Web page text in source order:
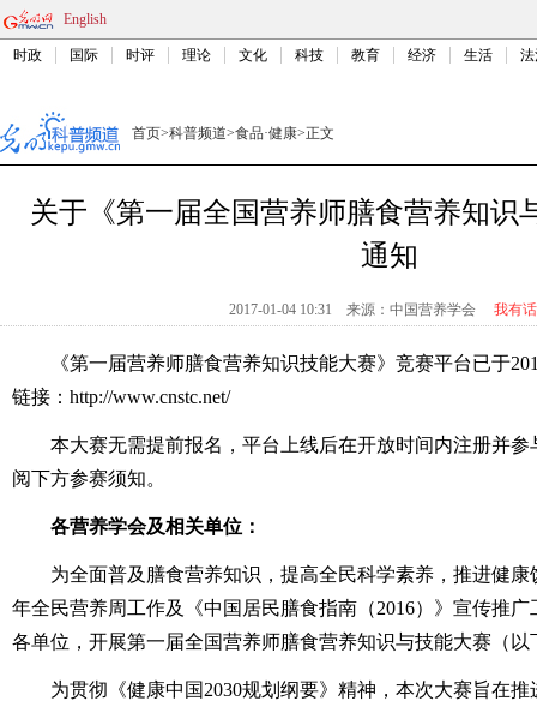
English
时政 国际 时评 理论 文化 科技 教育 经济 生活
首页>科普频道>食品·健康>正文
关于《第一届全国营养师膳食营养知识
通知
2017-01-04 10:31 来源： 中国营养学会 我有
《第一届营养师膳食营养知识技能大赛》竞赛平台已于
链接：http://www.cnstc.net/
本大赛无需提前报名，平台上线后在开放时间内注册并参
阅下方参赛须知。
各营养学会及相关单位：
为全面普及膳食营养知识，提高全民科学素养，推进健康
年全民营养周工作及《中国居民膳食指南（2016）》宣传推
各单位，开展第一届全国营养师膳食营养知识与技能大赛（以
为贯彻《健康中国2030规划纲要》精神，本次大赛旨在推